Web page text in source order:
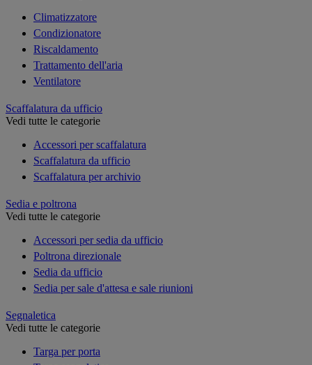
Climatizzatore
Condizionatore
Riscaldamento
Trattamento dell'aria
Ventilatore
Scaffalatura da ufficio
Vedi tutte le categorie
Accessori per scaffalatura
Scaffalatura da ufficio
Scaffalatura per archivio
Sedia e poltrona
Vedi tutte le categorie
Accessori per sedia da ufficio
Poltrona direzionale
Sedia da ufficio
Sedia per sale d'attesa e sale riunioni
Segnaletica
Vedi tutte le categorie
Targa per porta